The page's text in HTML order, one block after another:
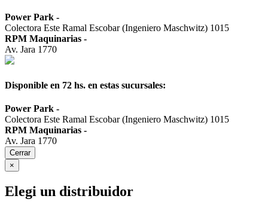
Power Park -
Colectora Este Ramal Escobar (Ingeniero Maschwitz) 1015
RPM Maquinarias -
Av. Jara 1770
Disponible en 72 hs. en estas sucursales:
Power Park -
Colectora Este Ramal Escobar (Ingeniero Maschwitz) 1015
RPM Maquinarias -
Av. Jara 1770
Cerrar
×
Elegi un distribuidor